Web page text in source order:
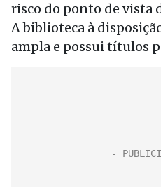
risco do ponto de vista
A biblioteca à
ampla e possui títulos